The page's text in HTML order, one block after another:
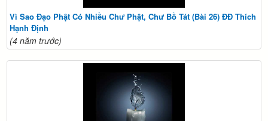
Vì Sao Đạo Phật Có Nhiều Chư Phật, Chư Bồ Tát (Bài 26) ĐĐ Thích
Hạnh Định
(4 năm trước)